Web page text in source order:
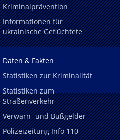
Kriminalprävention
Informationen für
ukrainische Geflüchtete
Daten & Fakten
Statistiken zur Kriminalität
Statistiken zum
Straßenverkehr
Verwarn- und Bußgelder
Polizeizeitung Info 110